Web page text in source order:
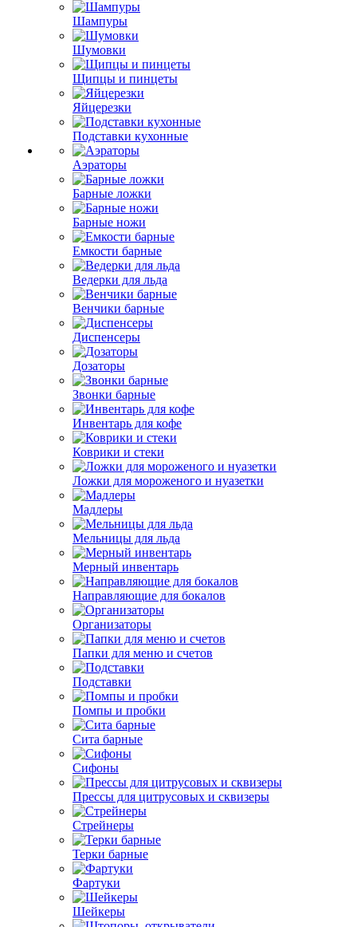
Шампуры
Шумовки
Щипцы и пинцеты
Яйцерезки
Подставки кухонные
Аэраторы
Барные ложки
Барные ножи
Емкости барные
Ведерки для льда
Венчики барные
Диспенсеры
Дозаторы
Звонки барные
Инвентарь для кофе
Коврики и стеки
Ложки для мороженого и нуазетки
Мадлеры
Мельницы для льда
Мерный инвентарь
Направляющие для бокалов
Организаторы
Папки для меню и счетов
Подставки
Помпы и пробки
Сита барные
Сифоны
Прессы для цитрусовых и сквизеры
Стрейнеры
Терки барные
Фартуки
Шейкеры